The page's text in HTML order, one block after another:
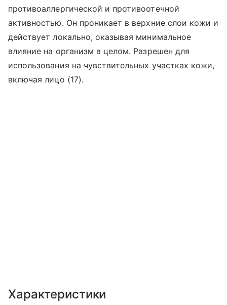
противоаллергической и противоотечной
активностью. Он проникает в верхние слои кожи и
действует локально, оказывая минимальное
влияние на организм в целом. Разрешен для
использования на чувствительных участках кожи,
включая лицо (17).
Характеристики